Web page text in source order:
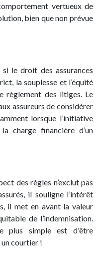
vertueux de
bien que non prévue
le droit des assurances
la souplesse et l’équité
règlement des litiges. Le
assureurs de considérer
lorsque l’initiative
charge financière d’un
des règles n’exclut pas
il souligne l’intérêt
il met en avant la valeur
de l’indemnisation.
plus simple est d'être
courtier !